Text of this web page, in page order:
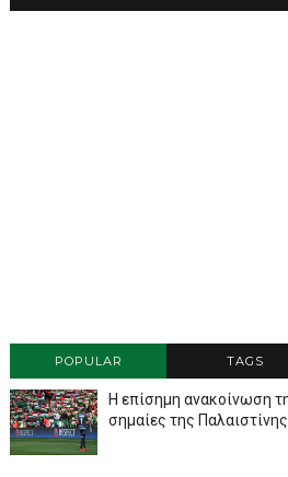
POPULAR TAGS
Η επίσημη ανακοίνωση
σημαίες της Παλαιστίνης